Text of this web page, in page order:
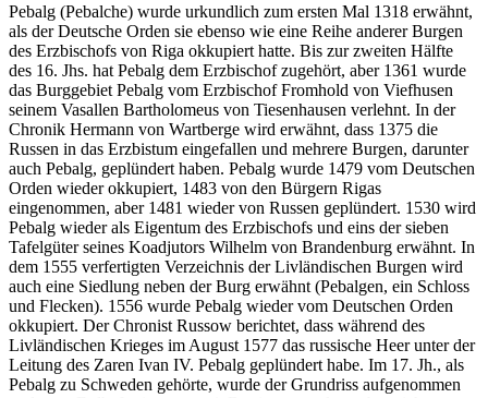
Pebalg (Pebalche) wurde urkundlich zum ersten Mal 1318 erwähnt,
als der Deutsche Orden sie ebenso wie eine Reihe anderer Burgen
des Erzbischofs von Riga okkupiert hatte. Bis zur zweiten Hälfte
des 16. Jhs. hat Pebalg dem Erzbischof zugehört, aber 1361 wurde
das Burggebiet Pebalg vom Erzbischof Fromhold von Viefhusen
seinem Vasallen Bartholomeus von Tiesenhausen verlehnt. In der
Chronik Hermann von Wartberge wird erwähnt, dass 1375 die
Russen in das Erzbistum eingefallen und mehrere Burgen, darunter
auch Pebalg, geplündert haben. Pebalg wurde 1479 vom Deutschen
Orden wieder okkupiert, 1483 von den Bürgern Rigas
eingenommen, aber 1481 wieder von Russen geplündert. 1530 wird
Pebalg wieder als Eigentum des Erzbischofs und eins der sieben
Tafelgüter seines Koadjutors Wilhelm von Brandenburg erwähnt. In
dem 1555 verfertigten Verzeichnis der Livländischen Burgen wird
auch eine Siedlung neben der Burg erwähnt (Pebalgen, ein Schloss
und Flecken). 1556 wurde Pebalg wieder vom Deutschen Orden
okkupiert. Der Chronist Russow berichtet, dass während des
Livländischen Krieges im August 1577 das russische Heer unter der
Leitung des Zaren Ivan IV. Pebalg geplündert habe. Im 17. Jh., als
Pebalg zu Schweden gehörte, wurde der Grundriss aufgenommen